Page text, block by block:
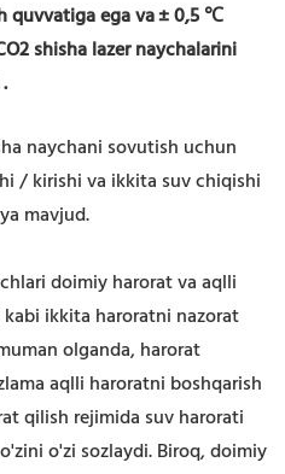
quvvatiga ega va± 0,5 ℃
shisha lazer naychalarini
.
naychani sovutish uchun
/ kirishi va ikkita suv chiqishi
mavjud.
doimiy harorat va aqlli
ikkita haroratni nazorat
olganda, harorat
aqlli haroratni boshqarish
qilish rejimida suv harorati
o'zi sozlaydi. Biroq, doimiy